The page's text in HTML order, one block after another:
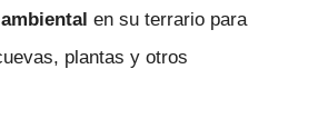
en su terrario para
plantas y otros